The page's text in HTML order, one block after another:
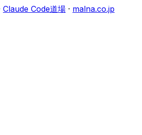
Claude Code道場 · malna.co.jp